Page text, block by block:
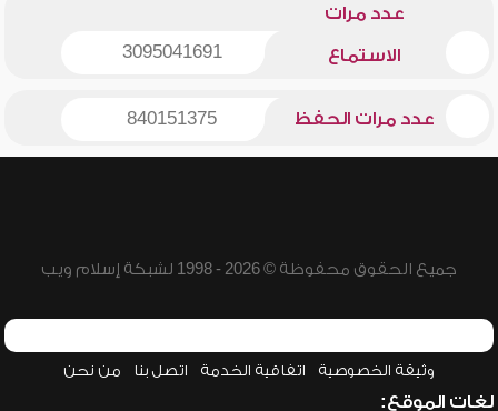
عدد مرات
الاستماع 3095041691
عدد مرات الحفظ 840151375
جميع الحقوق محفوظة © 2026 - 1998 لشبكة إسلام ويب
وثيقة الخصوصية اتفاقية الخدمة اتصل بنا من نحن
لغات الموقع: